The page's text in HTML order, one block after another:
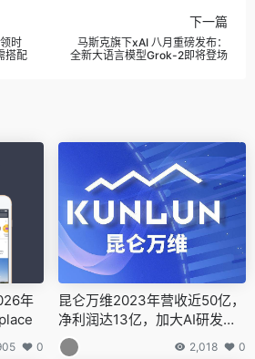
时
搭配
下一篇
马斯克旗下xAI 八月重磅发布：
全新大语言模型Grok-2即将登场
年
0
昆仑万维2023年营收近50亿，
净利润达13亿，加大AI研发投
入布局未来
2,018 0